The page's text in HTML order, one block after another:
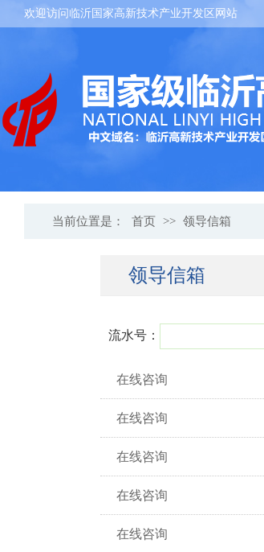
欢迎访问临沂国家高新技术产业开发区网站
当前位置是： 首页 >> 领导信箱
领导信箱
流水号：
在线咨询
在线咨询
在线咨询
在线咨询
在线咨询